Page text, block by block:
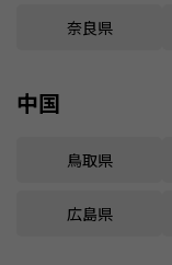
奈良県
中国
鳥取県
広島県